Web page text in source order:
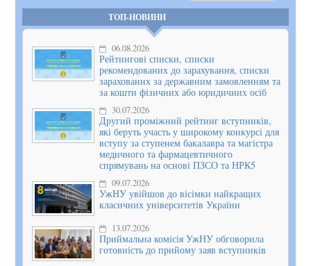
ТОП-НОВИНИ
06.08.2026
Рейтингові списки, списки
рекомендованих до зарахування, списки
зарахованих за державним замовленням та
за кошти фізичних або юридичних осіб
30.07.2026
Другий проміжний рейтинг вступників,
які беруть участь у широкому конкурсі для
вступу за ступенем бакалавра та магістра
медичного та фармацевтичного
спрямувань на основі ПЗСО та НРК5
09.07.2026
УжНУ увійшов до вісімки найкращих
класичних університетів України
13.07.2026
Приймальна комісія УжНУ обговорила
готовність до прийому заяв вступників